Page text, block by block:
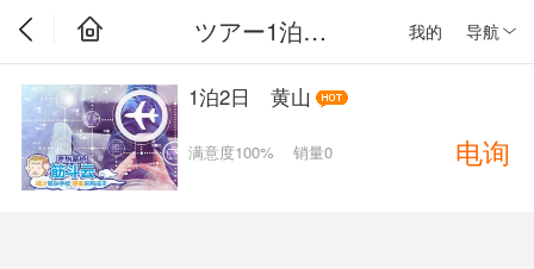
我的 导航
ツアー1泊2日
1泊2日 黄山
满意度100% 销量0 电询